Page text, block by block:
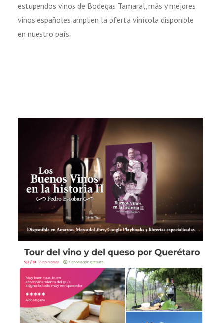
estupendos vinos de Bodegas Tamaral, más y mejores
vinos españoles amplien la oferta vinícola disponible
en nuestro país.